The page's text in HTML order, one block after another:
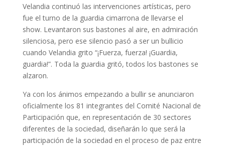
Velandia continuó las intervenciones artísticas, pero
fue el turno de la guardia cimarrona de llevarse el
show. Levantaron sus bastones al aire, en admiración
silenciosa, pero ese silencio pasó a ser un bullicio
cuando Velandia grito “¡Fuerza, fuerza! ¡Guardia,
guardia!”. Toda la guardia gritó, todos los bastones se
alzaron.
Ya con los ánimos empezando a bullir se anunciaron
oficialmente los 81 integrantes del Comité Nacional de
Participación que, en representación de 30 sectores
diferentes de la sociedad, diseñarán lo que será la
participación de la sociedad en el proceso de paz entre